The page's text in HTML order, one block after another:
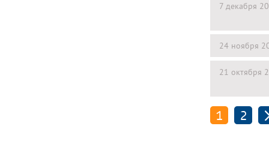
7 декабря
24 ноября
21 октября
1 2